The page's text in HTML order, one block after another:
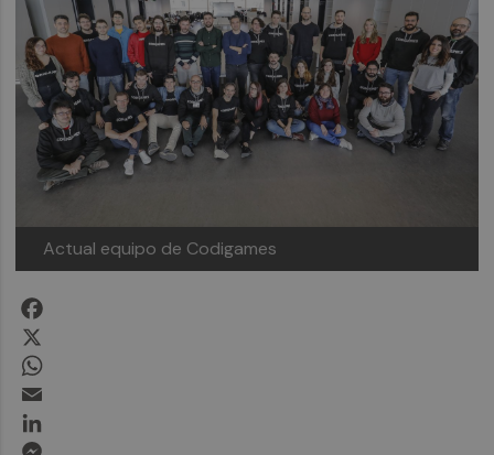
Actual equipo de Codigames